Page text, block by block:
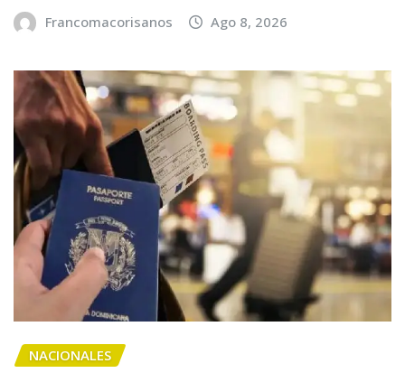
Francomacorisanos Ago 8, 2026
NACIONALES